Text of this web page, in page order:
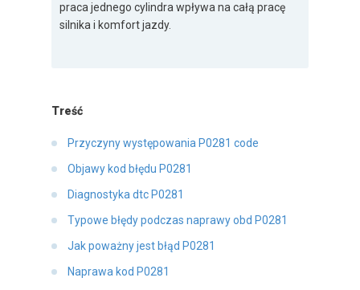
praca jednego cylindra wpływa na całą pracę
silnika i komfort jazdy.
Treść
Przyczyny występowania P0281 code
Objawy kod błędu P0281
Diagnostyka dtc P0281
Typowe błędy podczas naprawy obd P0281
Jak poważny jest błąd P0281
Naprawa kod P0281